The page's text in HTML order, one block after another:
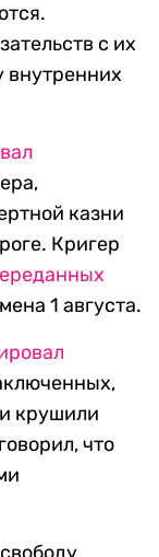
с их
внутренних
казни
Кригер
1 августа.
крушили
что